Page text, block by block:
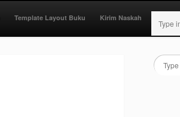
Template Layout Buku Kirim Naskah